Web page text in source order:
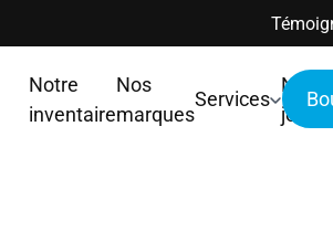
Notre
inventaire
Nos
marques
Services
Nous